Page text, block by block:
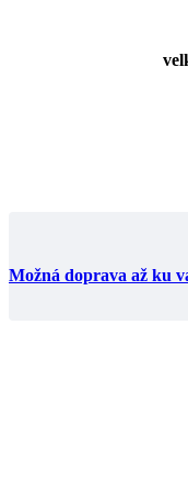
Možná doprava až ku